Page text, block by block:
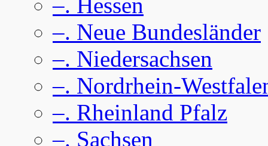
–. Neue Bundesländer
–. Niedersachsen
–. Nordrhein-
–. Rheinland Pfalz
–. Sachsen